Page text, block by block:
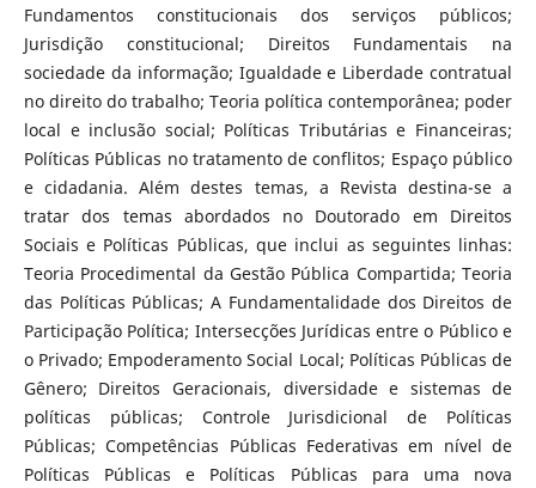
Fundamentos constitucionais dos serviços públicos;
Jurisdição constitucional; Direitos Fundamentais na
sociedade da informação; Igualdade e Liberdade contratual
no direito do trabalho; Teoria política contemporânea; poder
local e inclusão social; Políticas Tributárias e Financeiras;
Políticas Públicas no tratamento de conflitos; Espaço público
e cidadania. Além destes temas, a Revista destina-se a
tratar dos temas abordados no Doutorado em Direitos
Sociais e Políticas Públicas, que inclui as seguintes linhas:
Teoria Procedimental da Gestão Pública Compartida; Teoria
das Políticas Públicas; A Fundamentalidade dos Direitos de
Participação Política; Intersecções Jurídicas entre o Público e
o Privado; Empoderamento Social Local; Políticas Públicas de
Gênero; Direitos Geracionais, diversidade e sistemas de
políticas públicas; Controle Jurisdicional de Políticas
Públicas; Competências Públicas Federativas em nível de
Políticas Públicas e Políticas Públicas para uma nova